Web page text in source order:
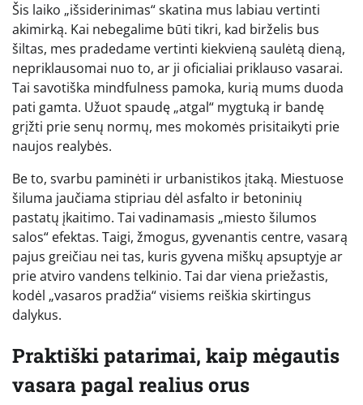
Šis laiko „išsiderinimas“ skatina mus labiau vertinti
akimirką. Kai nebegalime būti tikri, kad birželis bus
šiltas, mes pradedame vertinti kiekvieną saulėtą dieną,
nepriklausomai nuo to, ar ji oficialiai priklauso vasarai.
Tai savotiška mindfulness pamoka, kurią mums duoda
pati gamta. Užuot spaudę „atgal“ mygtuką ir bandę
grįžti prie senų normų, mes mokomės prisitaikyti prie
naujos realybės.
Be to, svarbu paminėti ir urbanistikos įtaką. Miestuose
šiluma jaučiama stipriau dėl asfalto ir betoninių
pastatų įkaitimo. Tai vadinamasis „miesto šilumos
salos“ efektas. Taigi, žmogus, gyvenantis centre, vasarą
pajus greičiau nei tas, kuris gyvena miškų apsuptyje ar
prie atviro vandens telkinio. Tai dar viena priežastis,
kodėl „vasaros pradžia“ visiems reiškia skirtingus
dalykus.
Praktiški patarimai, kaip mėgautis
vasara pagal realius orus